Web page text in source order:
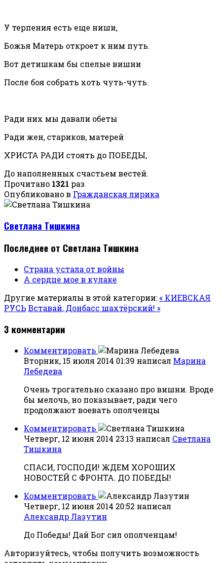
У терпения есть еще ниши,
Божья Матерь откроет к ним путь.
Вот детишкам бы спелые вишни
После боя собрать хоть чуть-чуть.
Ради них мы давали обеты
Ради жен, стариков, матерей
ХРИСТА РАДИ стоять до ПОБЕДЫ,
До наполненных счастьем вестей.
Прочитано 1321 раз
Опубликовано в Гражданская лирика
Светлана Тишкина
Последнее от Светлана Тишкина
Страна устала от войны
А сердце мое в кулаке
Другие материалы в этой категории:« КИЕВСКАЯ
РУСЬВставай, Донбасс шахтёрский! »
3 комментарии
Комментировать
Вторник, 15 июля 2014 01:39 написал Марина
Лебедева
Очень трогательно сказано про вишни. Вроде
бы мелочь, но показывает, ради чего
продолжают воевать ополченцы
Комментировать
Четверг, 12 июня 2014 23:13 написал Светлана
Тишкина
СПАСИ, ГОСПОДИ! ЖДЕМ ХОРОШИХ
НОВОСТЕЙ С ФРОНТА. ДО ПОБЕДЫ!
Комментировать
Четверг, 12 июня 2014 20:52 написал
Александр Лазутин
До Победы! Дай Бог сил ополченцам!
Авторизуйтесь, чтобы получить возможность